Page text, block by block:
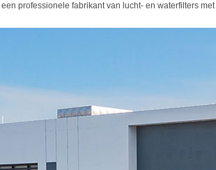
professionele fabrikant van lucht- en waterfilters